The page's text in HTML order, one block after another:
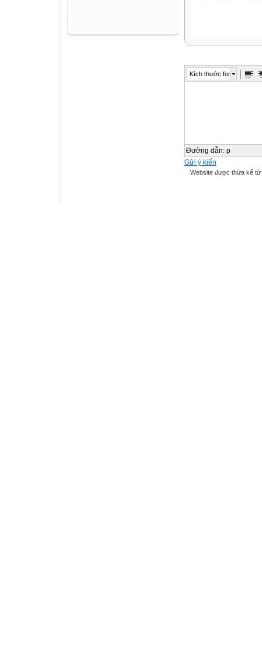
Kích thước font
Đường dẫn: p
Gửi ý kiến
Website được thừa kế từ